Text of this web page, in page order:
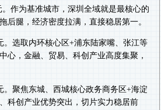
。作为基准城市，深圳全域就是最核心的
后腿，经济密度拉满，直接稳居第一。
。选取内环核心区+浦东陆家嘴、张江等
心，金融、贸易、科创产业高度集聚，
。聚焦东城、西城核心政务商务区+海淀
科创产业优势突出，切片实力稳居前